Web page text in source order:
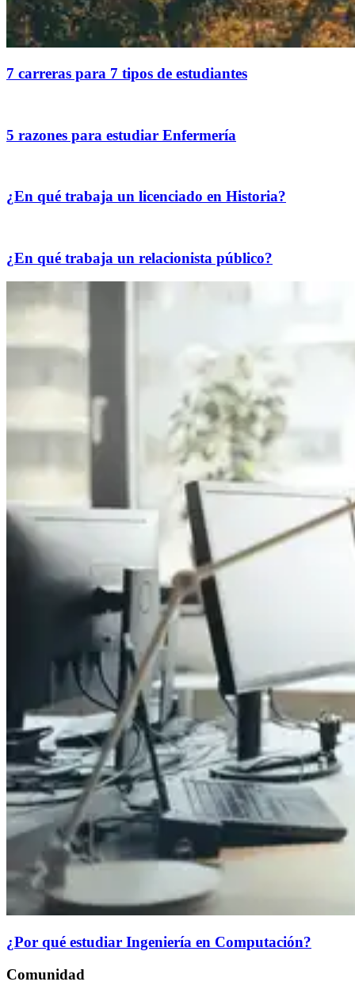
7 carreras para 7 tipos de estudiantes
5 razones para estudiar Enfermería
¿En qué trabaja un licenciado en Historia?
¿En qué trabaja un relacionista público?
¿Por qué estudiar Ingeniería en Computación?
Comunidad